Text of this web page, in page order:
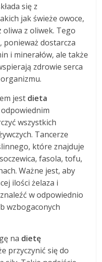
się z
jak świeże owoce,
z oliwek. Tego
dostarcza
i minerałów, ale także
zdrowie serca
jest dieta
wszystkich
Tancerze
które znajduje
fasola, tofu,
Ważne jest, aby
ilości żelaza i
w odpowiednio
wzbogaconych
na dietę
przyczynić się do